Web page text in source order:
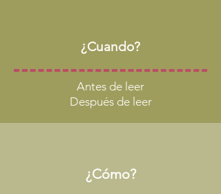
¿Cuando?
Antes de leer
Después de leer
¿Cómo?